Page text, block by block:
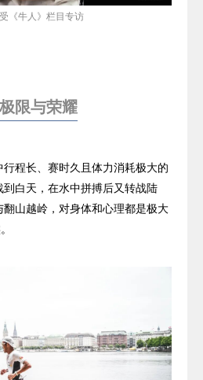
《牛人》栏目专访
限与荣耀
程长、赛时久且体力消耗极大的
白天，在水中拼搏后又转战陆
山越岭，对身体和心理都是极大